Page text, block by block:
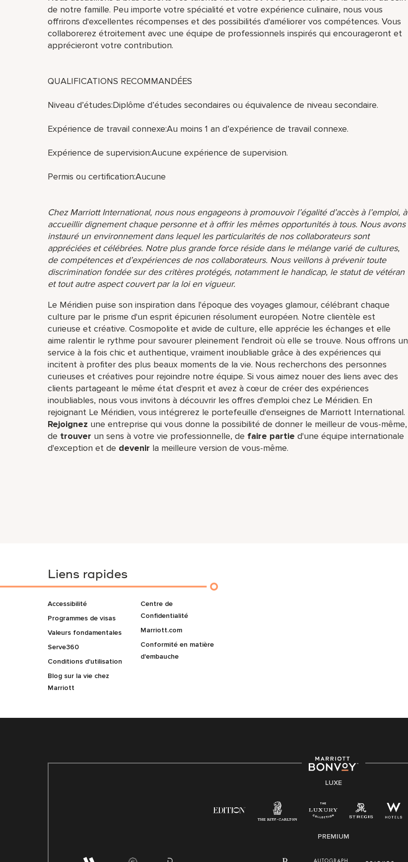
de notre famille. Peu importe votre spécialité et votre expérience culinaire, nous vous
offrirons d'excellentes récompenses et des possibilités d'améliorer vos compétences. Vous
collaborerez étroitement avec une équipe de professionnels inspirés qui encourageront et
apprécieront votre contribution.
QUALIFICATIONS RECOMMANDÉES
Niveau d’études:Diplôme d’études secondaires ou équivalence de niveau secondaire.
Expérience de travail connexe:Au moins 1 an d’expérience de travail connexe.
Expérience de supervision:Aucune expérience de supervision.
Permis ou certification:Aucune
Chez Marriott International, nous nous engageons à promouvoir l’égalité d’accès à l’emploi, à
accueillir dignement chaque personne et à offrir les mêmes opportunités à tous. Nous avons
instauré un environnement dans lequel les particularités de nos collaborateurs sont
appréciées et célébrées. Notre plus grande force réside dans le mélange varié de cultures,
de compétences et d’expériences de nos collaborateurs. Nous veillons à prévenir toute
discrimination fondée sur des critères protégés, notamment le handicap, le statut de vétéran
et tout autre aspect couvert par la loi en vigueur.
Le Méridien puise son inspiration dans l'époque des voyages glamour, célébrant chaque
culture par le prisme d'un esprit épicurien résolument européen. Notre clientèle est
curieuse et créative. Cosmopolite et avide de culture, elle apprécie les échanges et elle
aime ralentir le rythme pour savourer pleinement l'endroit où elle se trouve. Nous offrons un
service à la fois chic et authentique, vraiment inoubliable grâce à des expériences qui
incitent à profiter des plus beaux moments de la vie. Nous recherchons des personnes
curieuses et créatives pour rejoindre notre équipe. Si vous aimez nouer des liens avec des
clients partageant le même état d'esprit et avez à cœur de créer des expériences
inoubliables, nous vous invitons à découvrir les offres d'emploi chez Le Méridien. En
rejoignant Le Méridien, vous intégrerez le portefeuille d'enseignes de Marriott International.
Rejoignez une entreprise qui vous donne la possibilité de donner le meilleur de vous-même,​
de trouver un sens à votre vie professionnelle, de faire partie d'une équipe internationale​
d'exception et de devenir la meilleure version de vous-même.
Liens rapides
Accessibilité
Programmes de visas
Valeurs fondamentales
Serve360
Conditions d'utilisation
Blog sur la vie chez
Marriott
Centre de
Confidentialité
Marriott.com
Conformité en matière
d'embauche
LUXE
PREMIUM